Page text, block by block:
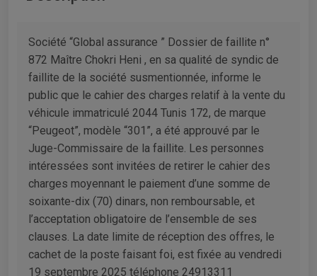
Société “Global assurance ” Dossier de faillite n°
872 Maître Chokri Heni , en sa qualité de syndic de
faillite de la société susmentionnée, informe le
public que le cahier des charges relatif à la vente du
véhicule immatriculé 2044 Tunis 172, de marque
“Peugeot”, modèle “301”, a été approuvé par le
Juge-Commissaire de la faillite. Les personnes
intéressées sont invitées de retirer le cahier des
charges moyennant le paiement d’une somme de
soixante-dix (70) dinars, non remboursable, et
l’acceptation obligatoire de l’ensemble de ses
clauses. La date limite de réception des offres, le
cachet de la poste faisant foi, est fixée au vendredi
19 septembre 2025 téléphone 24913311